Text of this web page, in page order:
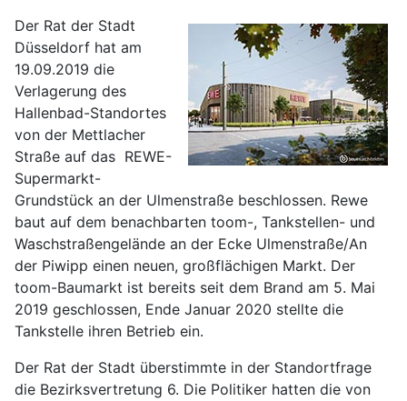
Der Rat der Stadt
Düsseldorf hat am
19.09.2019 die
Verlagerung des
Hallenbad-Standortes
von der Mettlacher
Straße auf das REWE-
Supermarkt-
Grundstück an der Ulmenstraße beschlossen. Rewe
baut auf dem benachbarten toom-, Tankstellen- und
Waschstraßengelände an der Ecke Ulmenstraße/An
der Piwipp einen neuen, großflächigen Markt. Der
toom-Baumarkt ist bereits seit dem Brand am 5. Mai
2019 geschlossen, Ende Januar 2020 stellte die
Tankstelle ihren Betrieb ein.
Der Rat der Stadt überstimmte in der Standortfrage
die Bezirksvertretung 6. Die Politiker hatten die von